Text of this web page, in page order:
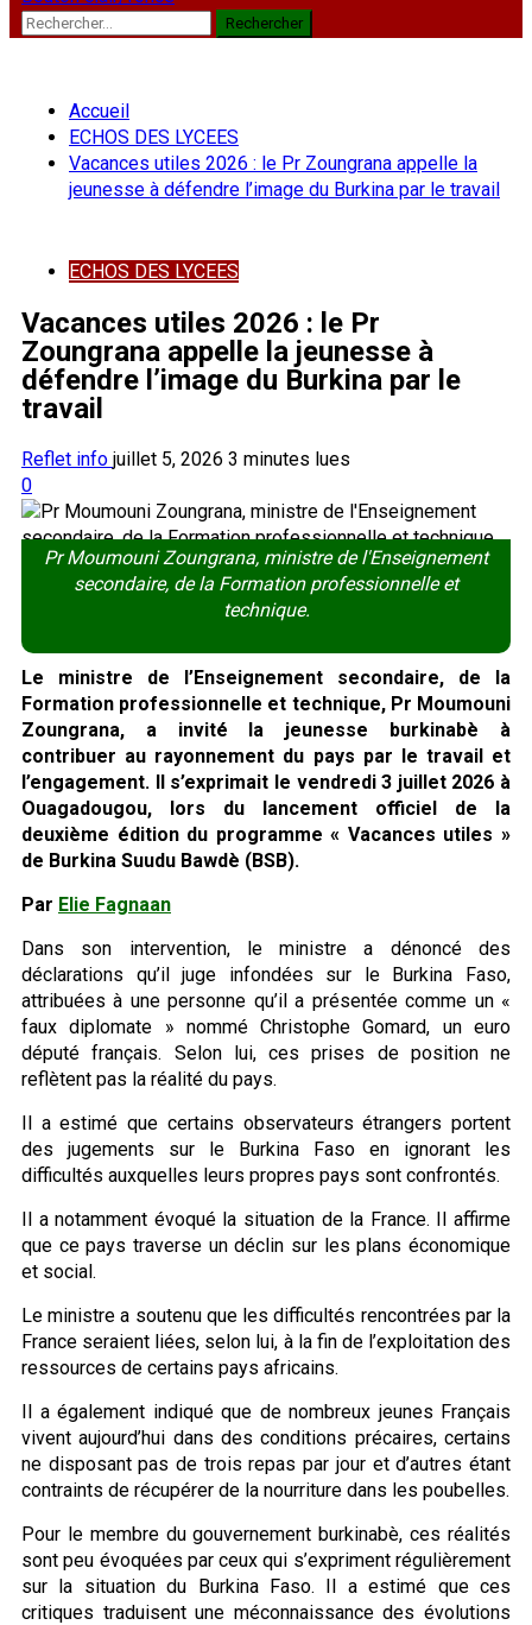
Rechercher :
Accueil
ECHOS DES LYCEES
Vacances utiles 2026 : le Pr Zoungrana appelle la
jeunesse à défendre l’image du Burkina par le travail
ECHOS DES LYCEES
Vacances utiles 2026 : le Pr
Zoungrana appelle la jeunesse à
défendre l’image du Burkina par le
travail
Reflet info juillet 5, 2026 3 minutes lues
0
Pr Moumouni Zoungrana, ministre de l'Enseignement
secondaire, de la Formation professionnelle et
technique.
Le ministre de l’Enseignement secondaire, de la
Formation professionnelle et technique, Pr Moumouni
Zoungrana, a invité la jeunesse burkinabè à
contribuer au rayonnement du pays par le travail et
l’engagement. Il s’exprimait le vendredi 3 juillet 2026 à
Ouagadougou, lors du lancement officiel de la
deuxième édition du programme « Vacances utiles »
de Burkina Suudu Bawdè (BSB).
Par Elie Fagnaan
Dans son intervention, le ministre a dénoncé des
déclarations qu’il juge infondées sur le Burkina Faso,
attribuées à une personne qu’il a présentée comme un «
faux diplomate » nommé Christophe Gomard, un euro
député français. Selon lui, ces prises de position ne
reflètent pas la réalité du pays.
Il a estimé que certains observateurs étrangers portent
des jugements sur le Burkina Faso en ignorant les
difficultés auxquelles leurs propres pays sont confrontés.
Il a notamment évoqué la situation de la France. Il affirme
que ce pays traverse un déclin sur les plans économique
et social.
Le ministre a soutenu que les difficultés rencontrées par la
France seraient liées, selon lui, à la fin de l’exploitation des
ressources de certains pays africains.
Il a également indiqué que de nombreux jeunes Français
vivent aujourd’hui dans des conditions précaires, certains
ne disposant pas de trois repas par jour et d’autres étant
contraints de récupérer de la nourriture dans les poubelles.
Pour le membre du gouvernement burkinabè, ces réalités
sont peu évoquées par ceux qui s’expriment régulièrement
sur la situation du Burkina Faso. Il a estimé que ces
critiques traduisent une méconnaissance des évolutions